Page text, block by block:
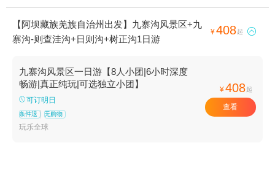
【阿坝藏族羌族自治州出发】九寨沟风景区+九
寨沟-则查洼沟+日则沟+树正沟1日游
¥408起 
九寨沟风景区一日游【8人小团|6小时深度
畅游|真正纯玩|可选独立小团】
可订明日
条件退 无购物
玩乐全球
¥408起
查看